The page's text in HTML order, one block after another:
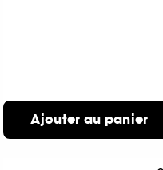
Ajouter au panier